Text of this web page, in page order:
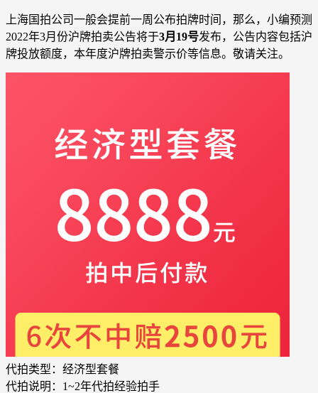
上海国拍公司一般会提前一周公布拍牌时间，那么，小编预测
2022年3月份沪牌拍卖公告将于3月19号发布，公告内容包括沪
牌投放额度，本年度沪牌拍卖警示价等信息。敬请关注。
代拍类型： 经济型套餐
代拍说明： 1~2年代拍经验拍手